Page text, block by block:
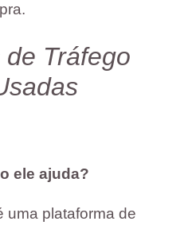
Tráfego
ele ajuda?
uma plataforma de